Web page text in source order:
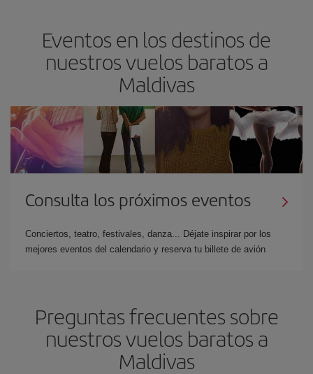
Eventos en los destinos de
nuestros vuelos baratos a
Maldivas
Consulta los próximos eventos
Conciertos, teatro, festivales, danza... Déjate inspirar por los
mejores eventos del calendario y reserva tu billete de avión
Preguntas frecuentes sobre
nuestros vuelos baratos a
Maldivas